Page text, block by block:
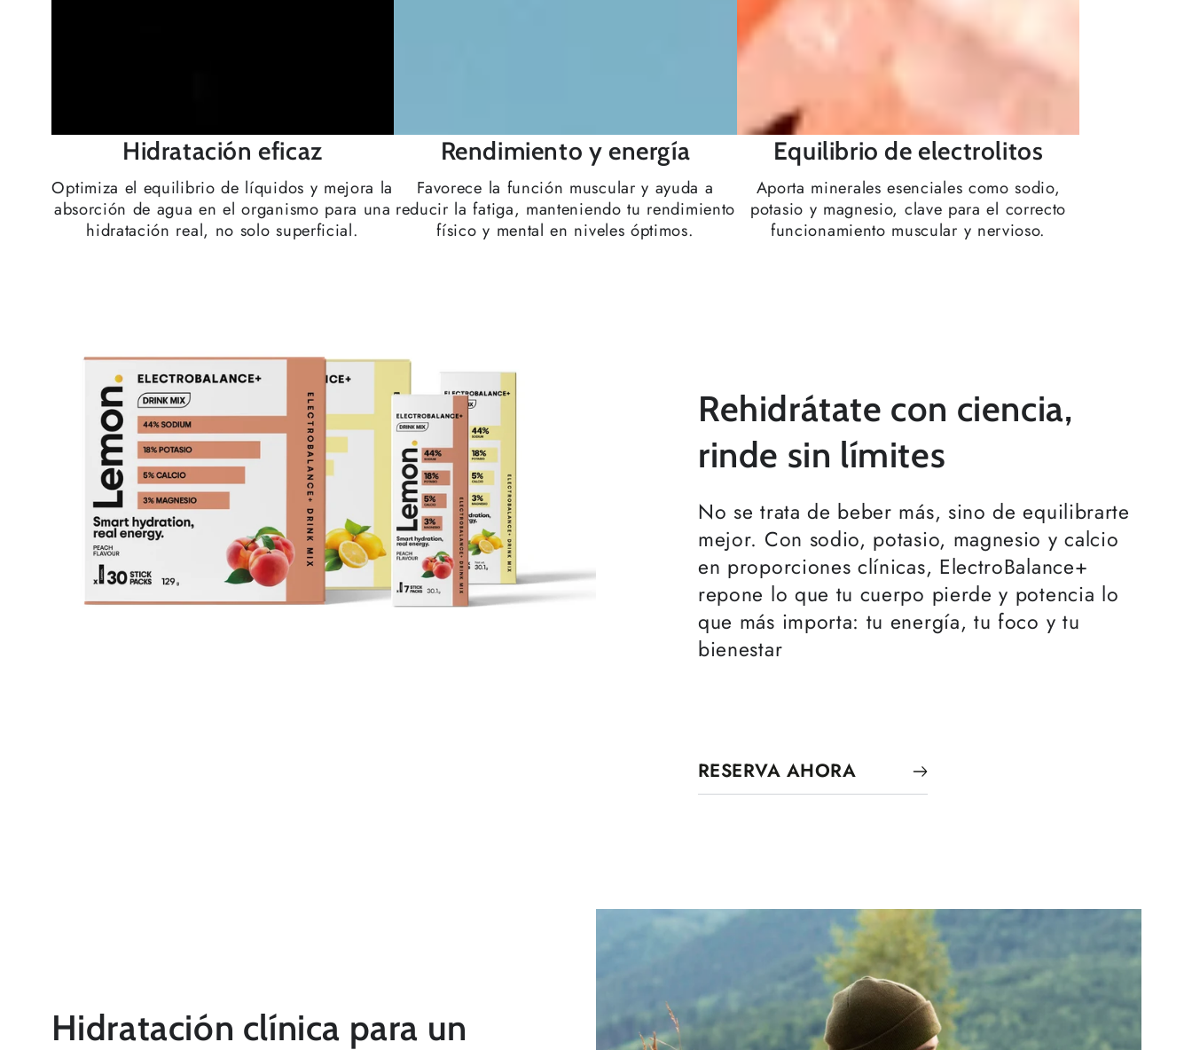
Hidratación eficaz
Optimiza el equilibrio de líquidos y mejora la
absorción de agua en el organismo para una
hidratación real, no solo superficial.
Rendimiento y energía
Favorece la función muscular y ayuda a
reducir la fatiga, manteniendo tu rendimiento
físico y mental en niveles óptimos.
Equilibrio de electrolitos
Aporta minerales esenciales como sodio,
potasio y magnesio, clave para el correcto
funcionamiento muscular y nervioso.
Rehidrátate con ciencia,
rinde sin límites
No se trata de beber más, sino de equilibrarte
mejor. Con sodio, potasio, magnesio y calcio
en proporciones clínicas, ElectroBalance+
repone lo que tu cuerpo pierde y potencia lo
que más importa: tu energía, tu foco y tu
bienestar
RESERVA AHORA
Hidratación clínica para un
Acceso